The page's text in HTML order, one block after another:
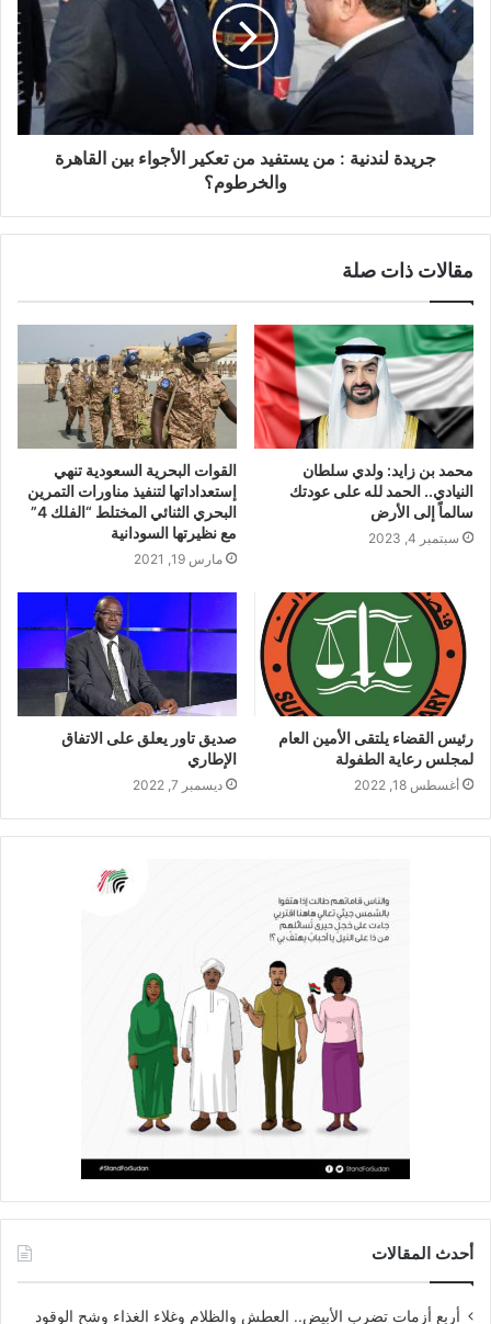
جريدة لندنية : من يستفيد من تعكير الأجواء بين القاهرة
والخرطوم؟
مقالات ذات صلة
محمد بن زايد: ولدي سلطان
النيادي.. الحمد لله على عودتك
سالماً إلى الأرض
سبتمبر 4, 2023
القوات البحرية السعودية تنهي
إستعداداتها لتنفيذ مناورات التمرين
البحري الثنائي المختلط “الفلك 4”
مع نظيرتها السودانية
مارس 19, 2021
رئيس القضاء يلتقى الأمين العام
لمجلس رعاية الطفولة
أغسطس 18, 2022
صديق تاور يعلق على الاتفاق
الإطاري
ديسمبر 7, 2022
أحدث المقالات
أربع أزمات تضرب الأبيض.. العطش والظلام وغلاء الغذاء وشح الوقود